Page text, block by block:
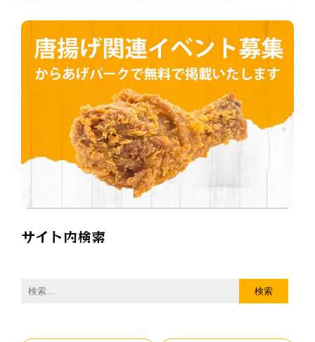
サイト内検索
検